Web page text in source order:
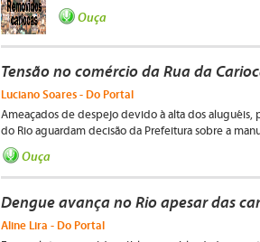
Ouça
Tensão no comércio da Rua da
Luciano Soares - Do Portal
Ameaçados de despejo devido à alta dos aluguéis,
do Rio aguardam decisão da Prefeitura sobre a
Ouça
Dengue avança no Rio apesar das
Aline Lira - Do Portal